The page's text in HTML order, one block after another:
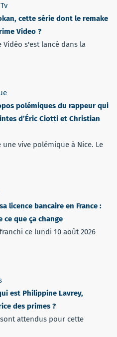
cette série dont le remake
Video ?
s'est lancé dans la
polémiques du rappeur qui
d’Éric Ciotti et Christian
vive polémique à Nice. Le
licence bancaire en France :
ce que ça change
ce lundi 10 août 2026
est Philippine Lavrey,
des primes ?
attendus pour cette